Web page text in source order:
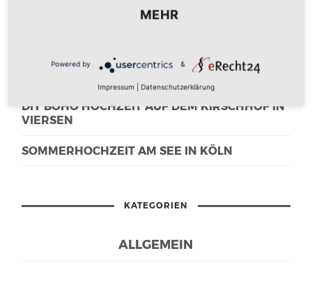
WEDDING TRAUM IN CREME UND WEISS IN S
DIY BOHO HOCHZEIT AUF DEM KIRSCHHOF IN
VIERSEN
SOMMERHOCHZEIT AM SEE IN KÖLN
KATEGORIEN
ALLGEMEIN
MEHR
Powered by &
Impressum Datenschutzerklärung